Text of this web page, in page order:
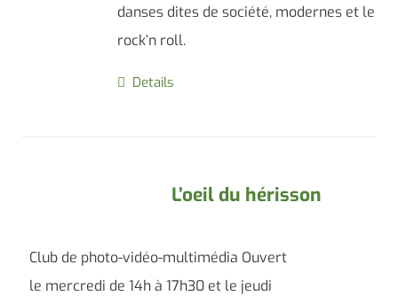
danses dites de société, modernes et le
rock’n roll.
Details
L’oeil du hérisson
Club de photo-vidéo-multimédia Ouvert
le mercredi de 14h à 17h30 et le jeudi